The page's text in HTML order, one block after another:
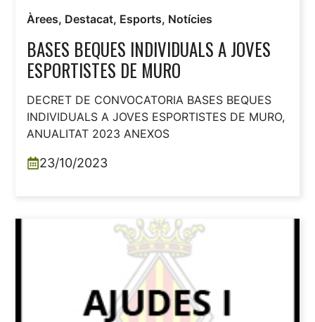
Àrees, Destacat, Esports, Notícies
BASES BEQUES INDIVIDUALS A JOVES
ESPORTISTES DE MURO
DECRET DE CONVOCATORIA BASES BEQUES
INDIVIDUALS A JOVES ESPORTISTES DE MURO,
ANUALITAT 2023 ANEXOS
23/10/2023